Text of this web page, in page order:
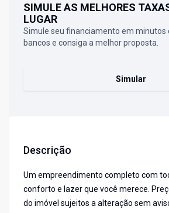
SIMULE AS MELHORES
LUGAR
Simule seu financiamento em minutos
bancos e consiga a melhor proposta.
Simular
Descrição
Um empreendimento completo com
conforto e lazer que você merece.
do imóvel sujeitos a alteração sem